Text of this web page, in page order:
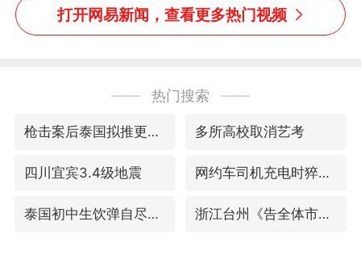
到又舞又武的？
教！
打开网易新闻，查看更多热门视频
热门搜索
枪击案后泰国拟推更严格枪支管控方案 多所高校取消艺考
四川宜宾3.4级地震 网约车司机充电时猝死保险拒赔
泰国初中生饮弹自尽前开了26枪 浙江台州《告全体市民书》